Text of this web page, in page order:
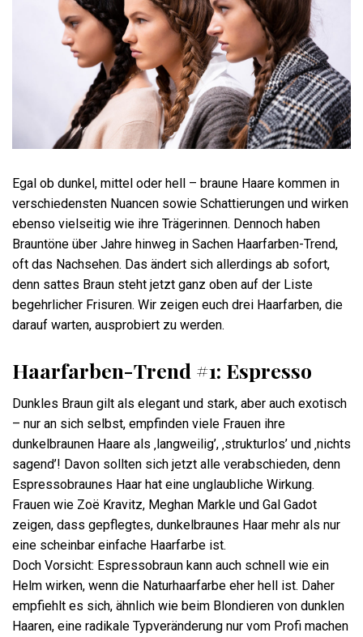
Egal ob dunkel, mittel oder hell – braune Haare kommen in
verschiedensten Nuancen sowie Schattierungen und wirken
ebenso vielseitig wie ihre Trägerinnen. Dennoch haben
Brauntöne über Jahre hinweg in Sachen Haarfarben-Trend,
oft das Nachsehen. Das ändert sich allerdings ab sofort,
denn sattes Braun steht jetzt ganz oben auf der Liste
begehrlicher Frisuren. Wir zeigen euch drei Haarfarben, die
darauf warten, ausprobiert zu werden.
Haarfarben-Trend #1: Espresso
Dunkles Braun gilt als elegant und stark, aber auch exotisch
– nur an sich selbst, empfinden viele Frauen ihre
dunkelbraunen Haare als ‚langweilig’, ‚strukturlos’ und ‚nichts
sagend’! Davon sollten sich jetzt alle verabschieden, denn
Espressobraunes Haar hat eine unglaubliche Wirkung.
Frauen wie Zoë Kravitz, Meghan Markle und Gal Gadot
zeigen, dass gepflegtes, dunkelbraunes Haar mehr als nur
eine scheinbar einfache Haarfarbe ist.
Doch Vorsicht: Espressobraun kann auch schnell wie ein
Helm wirken, wenn die Naturhaarfarbe eher hell ist. Daher
empfiehlt es sich, ähnlich wie beim Blondieren von dunklen
Haaren, eine radikale Typveränderung nur vom Profi machen